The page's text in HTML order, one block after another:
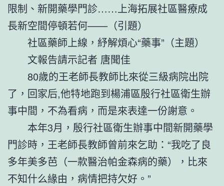
限制、新開藥學門診……上海拓展社區醫療成
長新空間停頓若何——（引題）
社區藥師上線，紓解煩心“藥事”（主題）
文報告請示記者 唐聞佳
80歲的王老師長教師比來從三級病院出院
了，回家后,他特地跑到楊浦區殷行社區衛生辦
事中間，不為看病，而是來表達一份謝意。
本年3月，殷行社區衛生辦事中間新開藥學
門診時，王老師長教師曾前來乞助：“我吃了良
多年美多芭（一款醫治帕金森病的藥），比來
不知什么緣由，病情把持欠好。”